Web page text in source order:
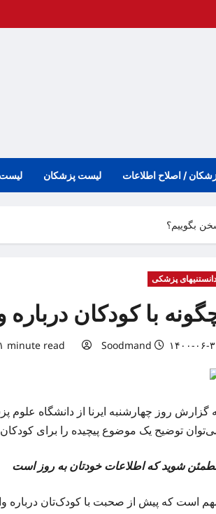
/ اصلاح اطلاعات لیست پزشکان لیست
بگوییم؟
دانستنیهای پزشکی
با کودکان
Soodmand ۰۶-۳۱ ۱ minute read
گزارش روز چهارشنبه ایرنا از دانشگاه
توضیح یک موضوع پیچیده را برای کودکان
شوید که اطلاعات خودتان به روز است
است که پیش از صحبت با کودک‌تان درباره